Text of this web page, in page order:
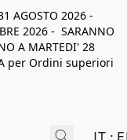
AGOSTO 2026 -
2026 - SARANNO
A MARTEDI' 28
per Ordini superiori
IT